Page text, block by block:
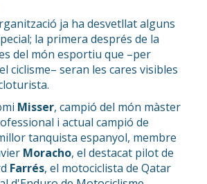
ja ha desvetllat alguns
la primera després de la
del món esportiu que –per
ciclisme– seran les cares visibles
Misser, campió del món màster
i actual campió de
tanquista espanyol, membre
Moracho, el destacat pilot de
Farrés, el motociclista de Qatar